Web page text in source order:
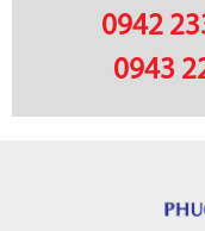
0942
0943